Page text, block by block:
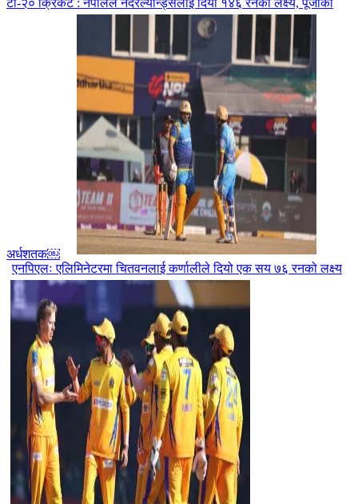
अर्धशतक￼
एनपिएलः एलिमिनेटरमा चितवनलाई कर्णालीले दियो एक सय ७६ रनको लक्ष्य